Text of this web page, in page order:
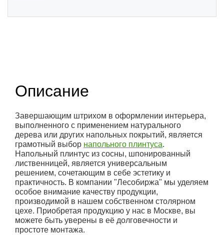
Описание
Завершающим штрихом в оформлении интерьера,
выполненного с применением натурального
дерева или других напольных покрытий, является
грамотный выбор напольного плинтуса.
Напольный плинтус из сосны, шпонированный
лиственницей, является универсальным
решением, сочетающим в себе эстетику и
практичность. В компании "Лесобиржа" мы уделяем
особое внимание качеству продукции,
производимой в нашем собственном столярном
цехе. Приобретая продукцию у нас в Москве, вы
можете быть уверены в её долговечности и
простоте монтажа.